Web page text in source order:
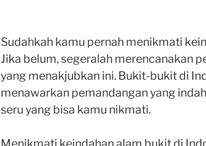
Sudahkah kamu pernah menikmati
Jika belum, segeralah merencanakan
yang menakjubkan ini. Bukit-bukit di
menawarkan pemandangan yang
seru yang bisa kamu nikmati.